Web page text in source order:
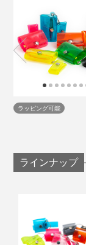
ラッピング可能
ラインナップ